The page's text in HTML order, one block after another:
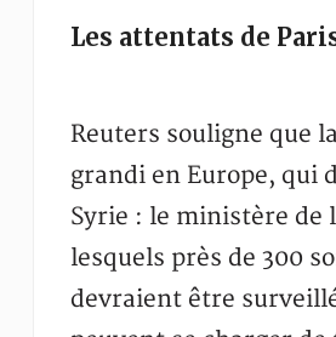
Les attentats de
Reuters souligne que
grandi en Europe, qui
Syrie : le ministère de
lesquels près de 300
devraient être